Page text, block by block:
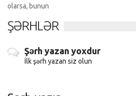
olarsa, bunun
ŞƏRHLƏR
Şərh yazan yoxdur
İlk şərh yazan siz olun